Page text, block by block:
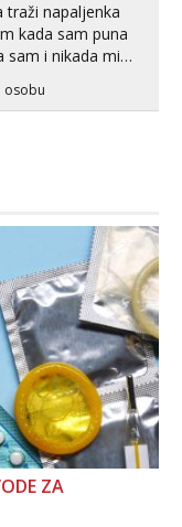
traži napaljenka
kada sam puna
sam i nikada mi
bilo gdje zato se
Klikni na
osobu
ZA